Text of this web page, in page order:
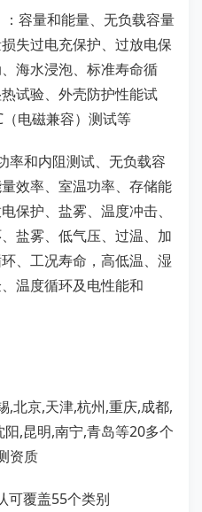
容量和能量、无负载容量
失过电充保护、过放电保
海水浸泡、标准寿命循
试验、外壳防护性能试
电磁兼容）测试等
率和内阻测试、无负载容
效率、室温功率、存储能
保护、盐雾、温度冲击、
盐雾、低气压、过温、加
、工况寿命，高低温、湿
温度循环及电性能和
,北京,天津,杭州,重庆,成都,
,昆明,南宁,青岛等20多个
资质
可覆盖55个类别